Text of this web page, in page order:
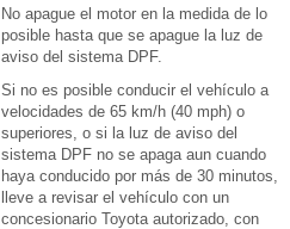
No apague el motor en la medida de lo
posible hasta que se apague la luz de
aviso del sistema DPF.
Si no es posible conducir el vehículo a
velocidades de 65 km/h (40 mph) o
superiores, o si la luz de aviso del
sistema DPF no se apaga aun cuando
haya conducido por más de 30 minutos,
lleve a revisar el vehículo con un
concesionario Toyota autorizado, con